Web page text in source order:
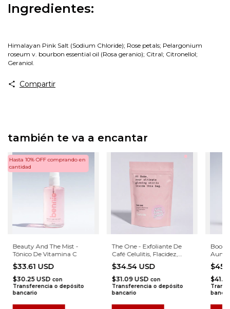
Ingredientes:
Himalayan Pink Salt (Sodium Chloride); Rose petals; Pelargonium
roseum v. bourbon essential oil (Rosa geranio); Citral; Citronellol;
Geraniol.
Compartir
también te va a encantar
Beauty And The Mist -
Tónico De Vitamina C
$33.61 USD
Hasta 10% OFF comprando en
cantidad
$30.25 USD con
Transferencia o depósito
bancario
The One - Exfoliante De
Café Celulitis, Flacidez,
Granitos
$34.54 USD
$31.09 USD con
Transferencia o depósito
bancario